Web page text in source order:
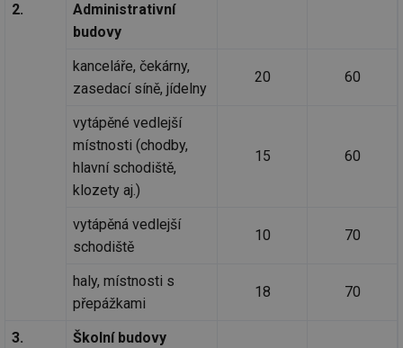
2.
Administrativní
budovy
kanceláře, čekárny,
zasedací síně, jídelny
20 60
vytápěné vedlejší
místnosti (chodby,
hlavní schodiště,
klozety aj.)
15 60
vytápěná vedlejší
schodiště
10 70
haly, místnosti s
přepážkami
18 70
3.
Školní budovy